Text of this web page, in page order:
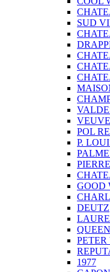
SUD
POL
P.
GOOD
DEUTZ
1977